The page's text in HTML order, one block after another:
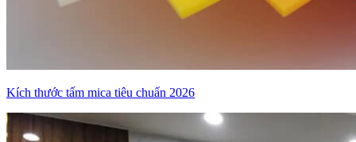
Kích thước tấm mica tiêu chuẩn 2026